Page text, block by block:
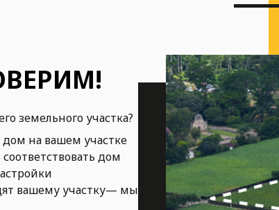
земельного участка?
на вашем участке
дом
вашему участку— мы